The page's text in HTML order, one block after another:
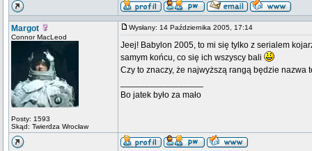
Margot
Connor MacLeod
Posty: 1593
Skąd: Twierdza Wrocław
Wysłany: 14 Października 2005, 17:14
Jeej! Babylon 2005, to mi się tylko z serialem
samym końcu, co się ich wszyscy bali
Czy to znaczy, że najwyższą rangą będzie nazwa
Bo jatek było za mało